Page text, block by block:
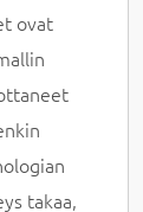
ovat
takaa,